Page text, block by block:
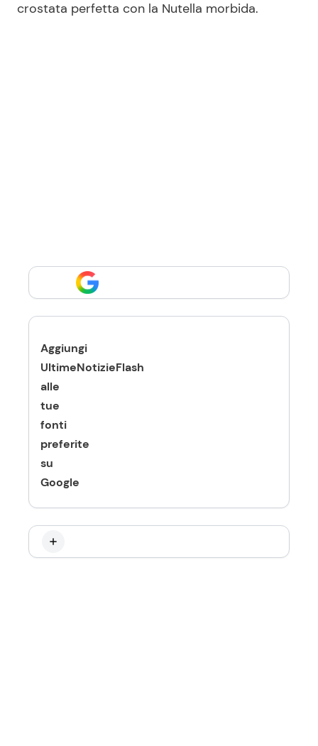
crostata perfetta con la Nutella morbida.
Aggiungi
UltimeNotizieFlash
alle
tue
fonti
preferite
su
Google